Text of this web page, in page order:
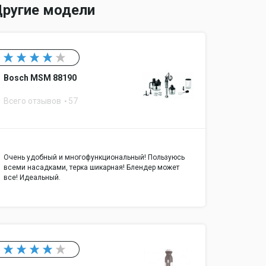
модели
Bosch MSM 88190
Всего отзывов 57
Очень удобный и многофункциональный! Пользуюсь
всеми насадками, терка шикарная! Блендер может
все! Идеальный.